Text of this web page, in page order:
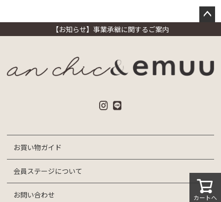
カートへ
ジト
へ
【お知らせ】事業承継に関するご案内
お買い物ガイド
会員ステージについて
お問い合わせ